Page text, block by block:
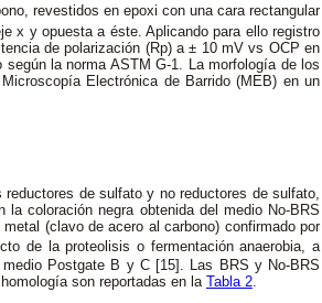
revestidos en epoxi con una cara rectangular
x y opuesta a éste. Aplicando para ello registro
de polarización (Rp) a ± 10 mV vs OCP en
según la norma ASTM G-1. La morfología de los
Electrónica de Barrido (MEB) en un
de sulfato y no reductores de sulfato,
coloración negra obtenida del medio No-BRS
(clavo de acero al carbono) confirmado por
de la proteolisis o fermentación anaerobia, a
Postgate B y C [15]. Las BRS y No-BRS
son reportadas en la Tabla 2.